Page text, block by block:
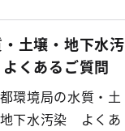
土壌・地下水汚
くあるご質問
環境局の水質・土
下水汚染 よくあ